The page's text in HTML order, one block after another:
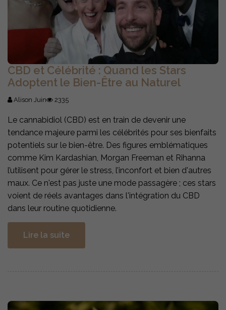
CBD et Célébrité : Quand les Stars
Adoptent le Bien-Être au Naturel
Alison Juin 2335
Le cannabidiol (CBD) est en train de devenir une
tendance majeure parmi les célébrités pour ses bienfaits
potentiels sur le bien-être. Des figures emblématiques
comme Kim Kardashian, Morgan Freeman et Rihanna
l’utilisent pour gérer le stress, l’inconfort et bien d'autres
maux. Ce n'est pas juste une mode passagère ; ces stars
voient de réels avantages dans l'intégration du CBD
dans leur routine quotidienne.
Lire la suite